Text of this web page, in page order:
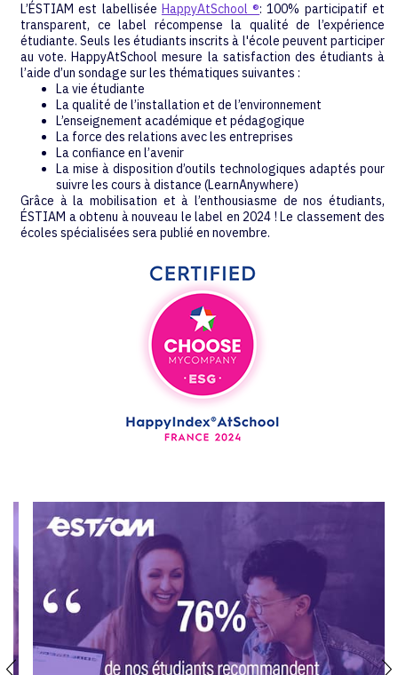
L’ÉSTIAM est labellisée HappyAtSchool ®: 100% participatif et
transparent, ce label récompense la qualité de l’expérience
étudiante. Seuls les étudiants inscrits à l'école peuvent participer
au vote. HappyAtSchool mesure la satisfaction des étudiants à
l’aide d’un sondage sur les thématiques suivantes :
La vie étudiante
La qualité de l’installation et de l’environnement
L’enseignement académique et pédagogique
La force des relations avec les entreprises
La confiance en l’avenir
La mise à disposition d’outils technologiques adaptés pour
suivre les cours à distance (LearnAnywhere)
Grâce à la mobilisation et à l’enthousiasme de nos étudiants,
ÉSTIAM a obtenu à nouveau le label en 2024 ! Le classement des
écoles spécialisées sera publié en novembre.